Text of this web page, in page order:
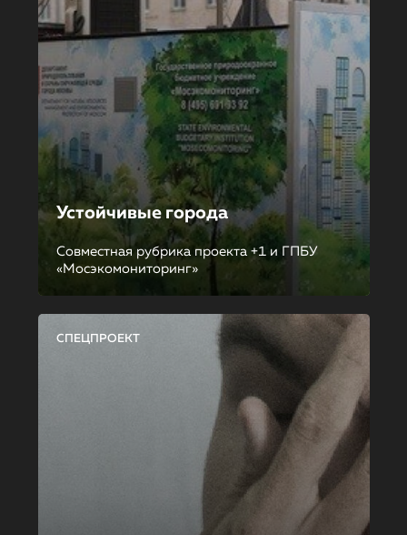
Устойчивые города
Совместная рубрика проекта +1 и ГПБУ
«Мосэкомониторинг»
СПЕЦПРОЕКТ